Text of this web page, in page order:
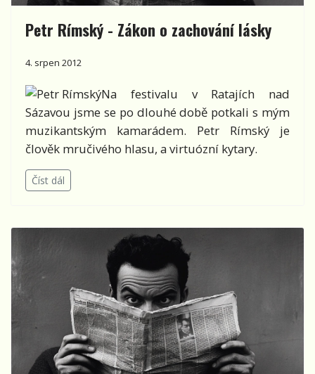
Petr Rímský - Zákon o zachování lásky
4. srpen 2012
Na festivalu v Ratajích nad
Sázavou jsme se po dlouhé době potkali s mým
muzikantským kamarádem. Petr Rímský je
člověk mručivého hlasu, a virtuózní kytary.
Číst dál